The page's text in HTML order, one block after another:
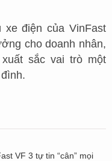
điện của VinFast
cho doanh nhân,
sắc vai trò một
VF 3 tự tin “cân” mọi